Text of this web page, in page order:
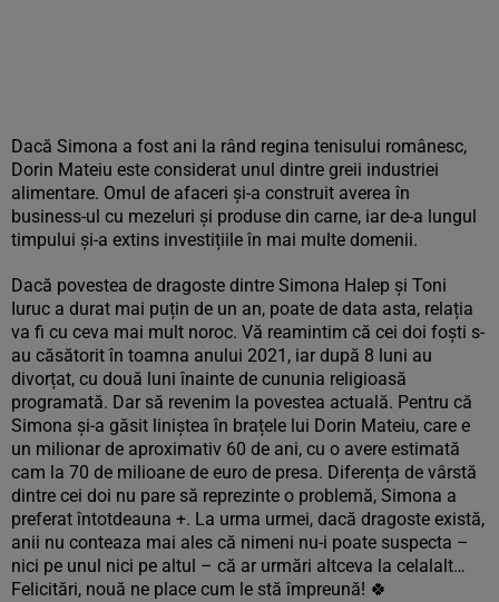
Dacă Simona a fost ani la rând regina tenisului românesc,
Dorin Mateiu este considerat unul dintre greii industriei
alimentare. Omul de afaceri și-a construit averea în
business-ul cu mezeluri și produse din carne, iar de-a lungul
timpului și-a extins investițiile în mai multe domenii.
Dacă povestea de dragoste dintre Simona Halep și Toni
Iuruc a durat mai puțin de un an, poate de data asta, relația
va fi cu ceva mai mult noroc. Vă reamintim că cei doi foști s-
au căsătorit în toamna anului 2021, iar după 8 luni au
divorțat, cu două luni înainte de cununia religioasă
programată. Dar să revenim la povestea actuală. Pentru că
Simona și-a găsit liniștea în brațele lui Dorin Mateiu, care e
un milionar de aproximativ 60 de ani, cu o avere estimată
cam la 70 de milioane de euro de presa. Diferența de vârstă
dintre cei doi nu pare să reprezinte o problemă, Simona a
preferat întotdeauna +. La urma urmei, dacă dragoste există,
anii nu conteaza mai ales că nimeni nu-i poate suspecta –
nici pe unul nici pe altul – că ar urmări altceva la celalalt…
Felicitări, nouă ne place cum le stă împreună! 🍀